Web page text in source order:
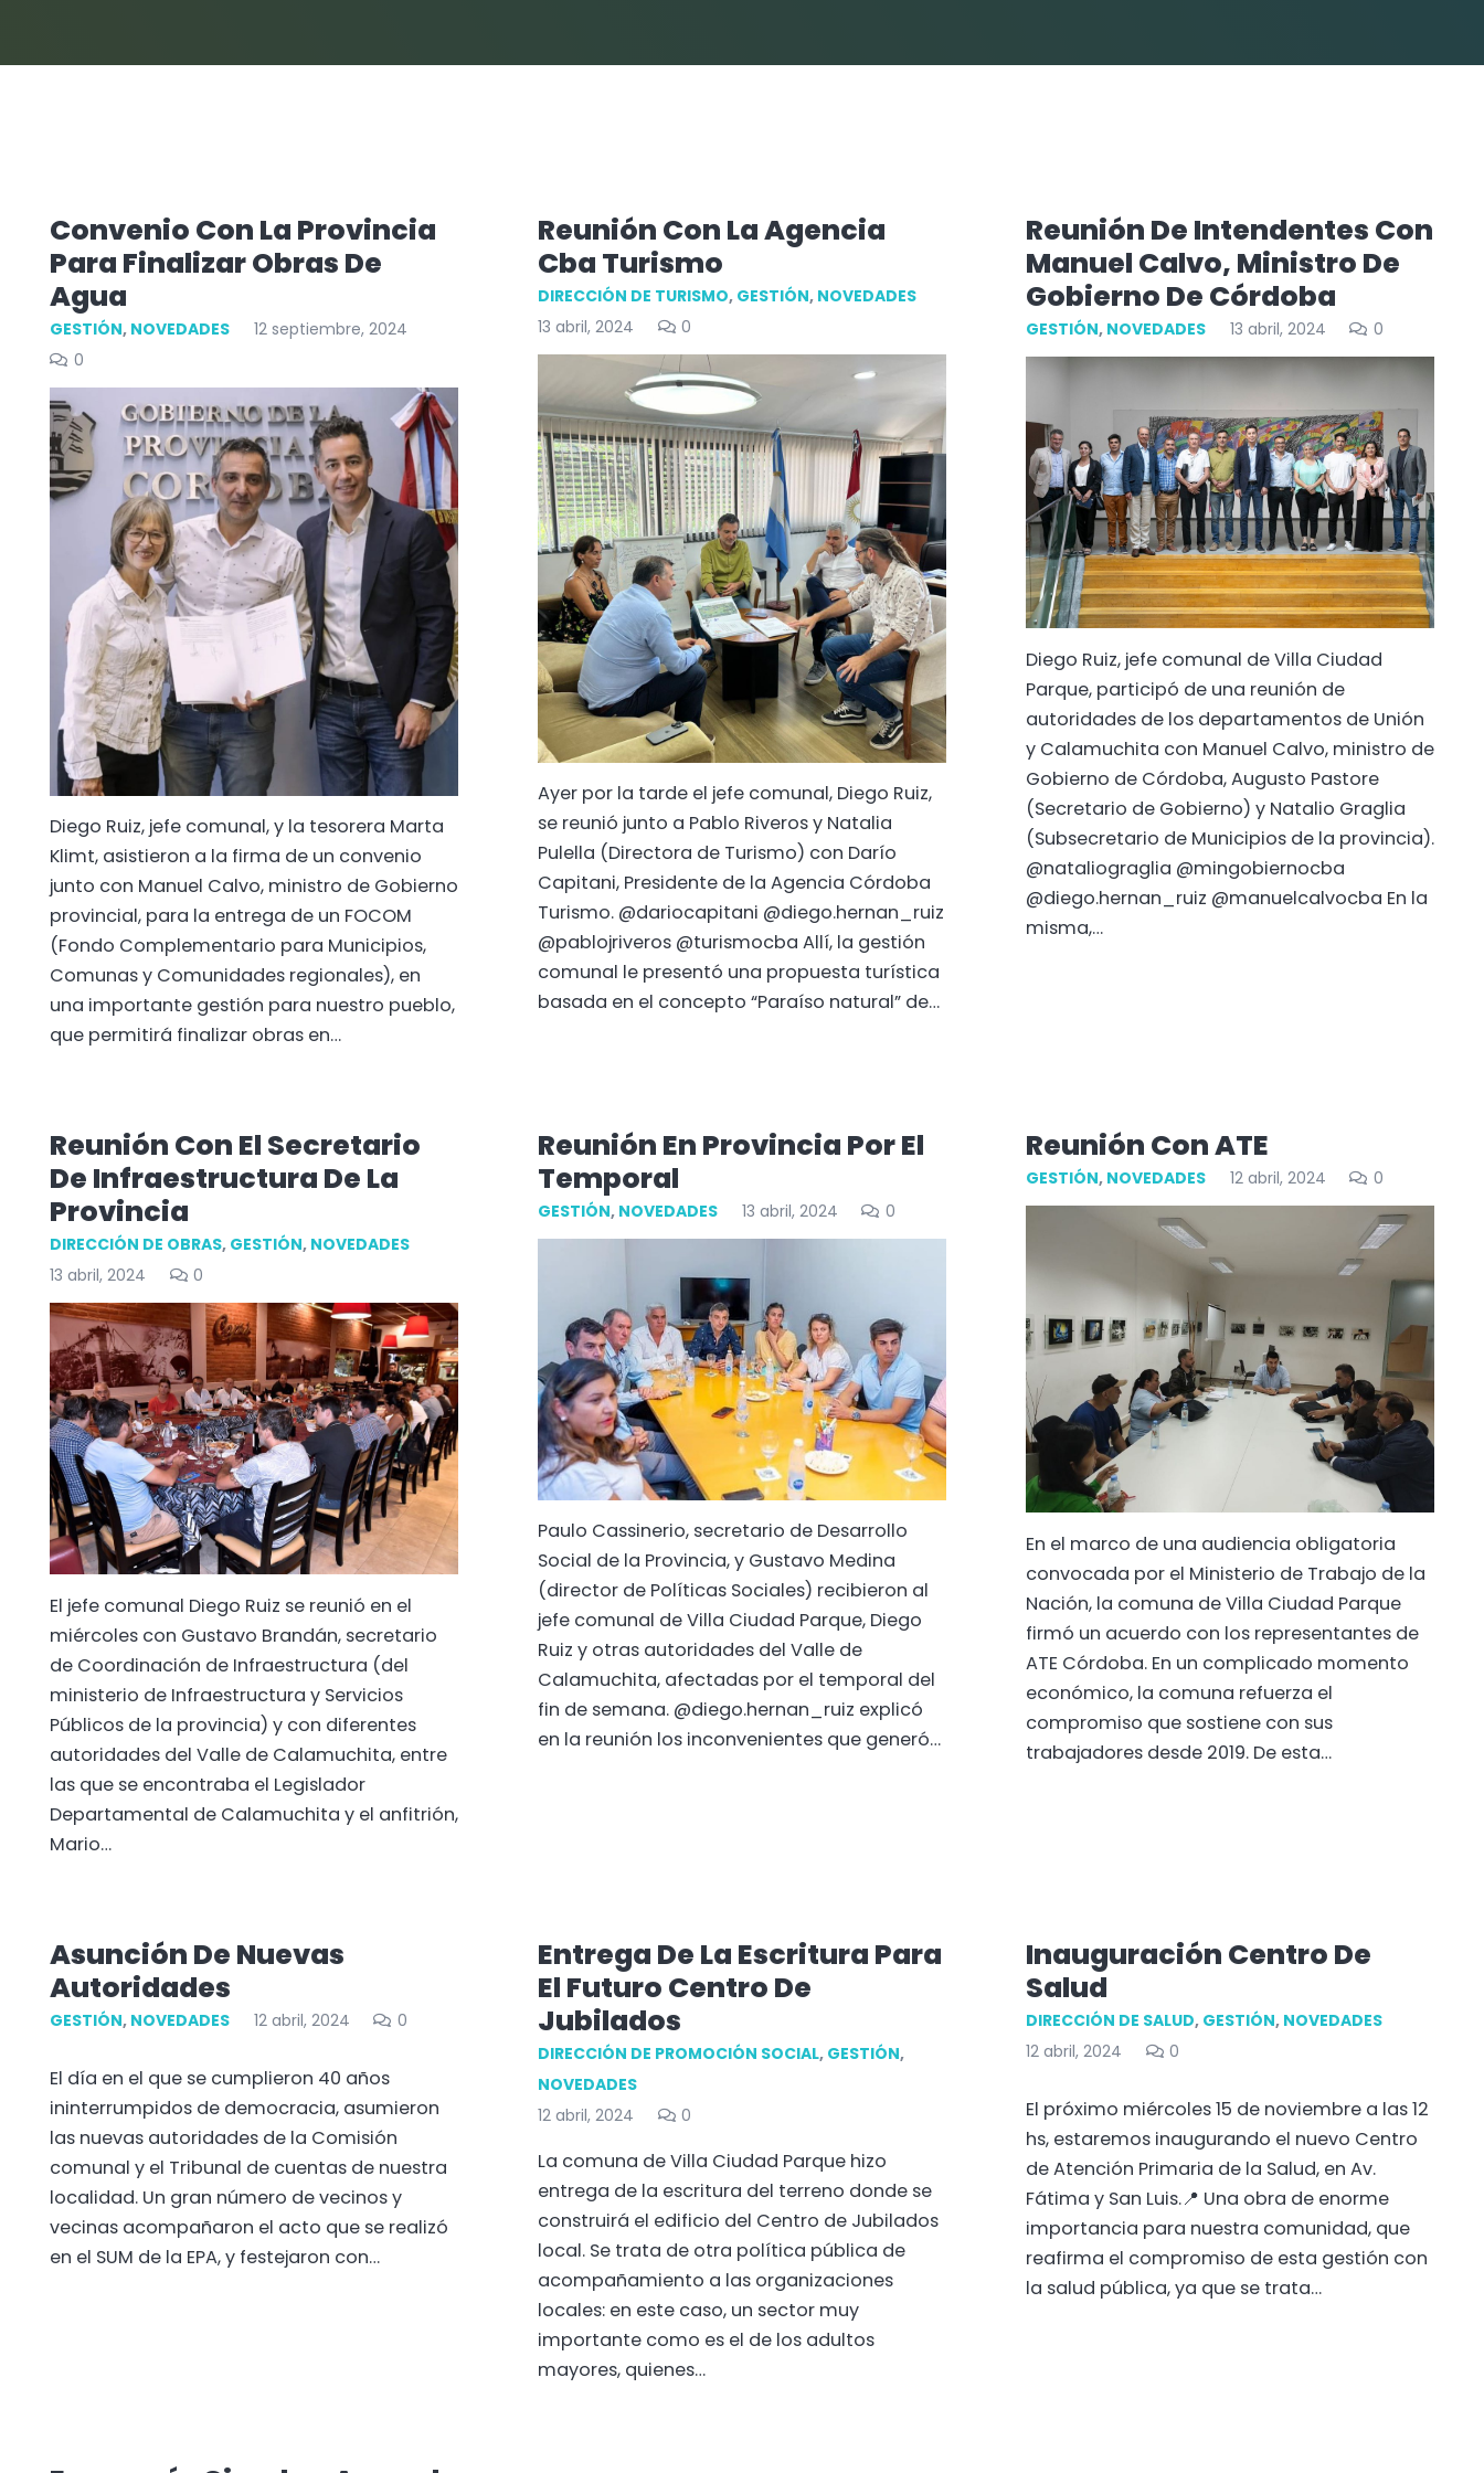
Convenio Con La Provincia
Para Finalizar Obras De
Agua
GESTIÓN, NOVEDADES
12 septiembre, 2024
0
Diego Ruiz, jefe comunal, y la tesorera Marta
Klimt, asistieron a la firma de un convenio
junto con Manuel Calvo, ministro de Gobierno
provincial, para la entrega de un FOCOM
(Fondo Complementario para Municipios,
Comunas y Comunidades regionales), en
una importante gestión para nuestro pueblo,
que permitirá finalizar obras en…
Reunión Con La Agencia
Cba Turismo
DIRECCIÓN DE TURISMO, GESTIÓN, NOVEDADES
13 abril, 2024
0
Ayer por la tarde el jefe comunal, Diego Ruiz,
se reunió junto a Pablo Riveros y Natalia
Pulella (Directora de Turismo) con Darío
Capitani, Presidente de la Agencia Córdoba
Turismo. @dariocapitani @diego.hernan_ruiz
@pablojriveros @turismocba Allí, la gestión
comunal le presentó una propuesta turística
basada en el concepto “Paraíso natural” de…
Reunión De Intendentes Con
Manuel Calvo, Ministro De
Gobierno De Córdoba
GESTIÓN, NOVEDADES 13 abril, 2024 0
Diego Ruiz, jefe comunal de Villa Ciudad
Parque, participó de una reunión de
autoridades de los departamentos de Unión
y Calamuchita con Manuel Calvo, ministro de
Gobierno de Córdoba, Augusto Pastore
(Secretario de Gobierno) y Natalio Graglia
(Subsecretario de Municipios de la provincia).
@nataliograglia @mingobiernocba
@diego.hernan_ruiz @manuelcalvocba En la
misma,…
Reunión Con El Secretario
De Infraestructura De La
Provincia
DIRECCIÓN DE OBRAS, GESTIÓN, NOVEDADES
13 abril, 2024
0
El jefe comunal Diego Ruiz se reunió en el
miércoles con Gustavo Brandán, secretario
de Coordinación de Infraestructura (del
ministerio de Infraestructura y Servicios
Públicos de la provincia) y con diferentes
autoridades del Valle de Calamuchita, entre
las que se encontraba el Legislador
Departamental de Calamuchita y el anfitrión,
Mario…
Reunión En Provincia Por El
Temporal
GESTIÓN, NOVEDADES 13 abril, 2024 0
Paulo Cassinerio, secretario de Desarrollo
Social de la Provincia, y Gustavo Medina
(director de Políticas Sociales) recibieron al
jefe comunal de Villa Ciudad Parque, Diego
Ruiz y otras autoridades del Valle de
Calamuchita, afectadas por el temporal del
fin de semana. @diego.hernan_ruiz explicó
en la reunión los inconvenientes que generó…
Reunión Con ATE
GESTIÓN, NOVEDADES 12 abril, 2024 0
En el marco de una audiencia obligatoria
convocada por el Ministerio de Trabajo de la
Nación, la comuna de Villa Ciudad Parque
firmó un acuerdo con los representantes de
ATE Córdoba. En un complicado momento
económico, la comuna refuerza el
compromiso que sostiene con sus
trabajadores desde 2019. De esta…
Asunción De Nuevas
Autoridades
GESTIÓN, NOVEDADES 12 abril, 2024 0
El día en el que se cumplieron 40 años
ininterrumpidos de democracia, asumieron
las nuevas autoridades de la Comisión
comunal y el Tribunal de cuentas de nuestra
localidad. Un gran número de vecinos y
vecinas acompañaron el acto que se realizó
en el SUM de la EPA, y festejaron con…
Entrega De La Escritura Para
El Futuro Centro De
Jubilados
DIRECCIÓN DE PROMOCIÓN SOCIAL, GESTIÓN,
NOVEDADES
12 abril, 2024
0
La comuna de Villa Ciudad Parque hizo
entrega de la escritura del terreno donde se
construirá el edificio del Centro de Jubilados
local. Se trata de otra política pública de
acompañamiento a las organizaciones
locales: en este caso, un sector muy
importante como es el de los adultos
mayores, quienes…
Inauguración Centro De
Salud
DIRECCIÓN DE SALUD, GESTIÓN, NOVEDADES
12 abril, 2024
0
El próximo miércoles 15 de noviembre a las 12
hs, estaremos inaugurando el nuevo Centro
de Atención Primaria de la Salud, en Av.
Fátima y San Luis.📍 Una obra de enorme
importancia para nuestra comunidad, que
reafirma el compromiso de esta gestión con
la salud pública, ya que se trata…